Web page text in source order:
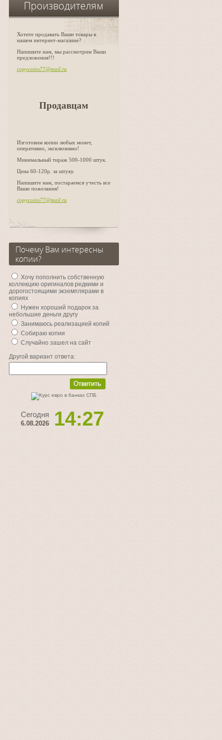
Производителям
Хотите продавать Ваши товары в
нашем интернет-магазине?
Напишите нам, мы рассмотрим Ваши
предложения!!!
copycoins77@mail.ru
Продавцам
Изготовим копии любых монет,
оперативно, эксклюзивно!
Минимальный тираж 500-1000 штук.
Цена 60-120р. за штуку.
Напишите нам, постараемся учесть все
Ваши пожелания!
copycoins77@mail.ru
Почему Вам интересны
копии?
Хочу пополнить собственную
коллекцию оригиналов редкими и
дорогостоящими экземплярами в
копиях
Нужен хороший подарок за
небольшие деньги другу
Занимаюсь реализацией копий
Собираю копии
Случайно зашел на сайт
Другой вариант ответа:
Сегодня
6.08.2026 14:27